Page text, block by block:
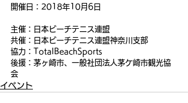
開催日：2018年10月6日
主催：日本ビーチテニス連盟
共催：日本ビーチテニス連盟神奈川支部
協力：TotalBeachSports
後援：茅ヶ崎市、一般社団法人茅ケ崎市観光協
会
イベント